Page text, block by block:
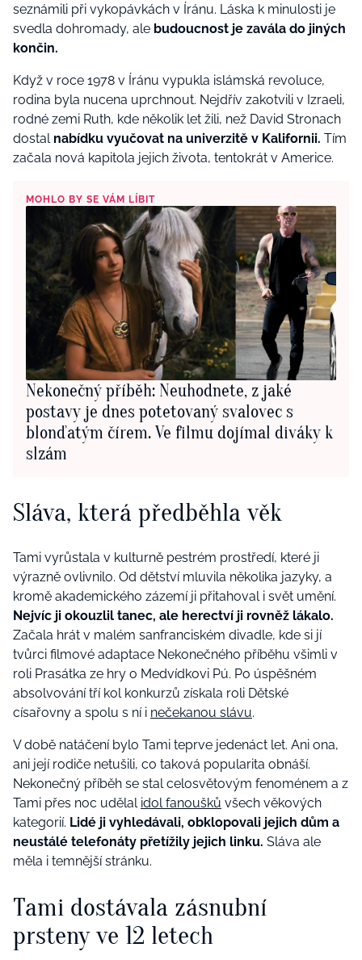
seznámili při vykopávkách v Íránu. Láska k minulosti je
svedla dohromady, ale budoucnost je zavála do jiných
končin.
Když v roce 1978 v Íránu vypukla islámská revoluce,
rodina byla nucena uprchnout. Nejdřív zakotvili v Izraeli,
rodné zemi Ruth, kde několik let žili, než David Stronach
dostal nabídku vyučovat na univerzitě v Kalifornii. Tím
začala nová kapitola jejich života, tentokrát v Americe.
MOHLO BY SE VÁM LÍBIT
Nekonečný příběh: Neuhodnete, z jaké
postavy je dnes potetovaný svalovec s
blonďatým čírem. Ve filmu dojímal diváky k
slzám
Sláva, která předběhla věk
Tami vyrůstala v kulturně pestrém prostředí, které ji
výrazně ovlivnilo. Od dětství mluvila několika jazyky, a
kromě akademického zázemí ji přitahoval i svět umění.
Nejvíc ji okouzlil tanec, ale herectví ji rovněž lákalo.
Začala hrát v malém sanfranciském divadle, kde si jí
tvůrci filmové adaptace Nekonečného příběhu všimli v
roli Prasátka ze hry o Medvídkovi Pú. Po úspěšném
absolvování tří kol konkurzů získala roli Dětské
císařovny a spolu s ní i nečekanou slávu.
V době natáčení bylo Tami teprve jedenáct let. Ani ona,
ani její rodiče netušili, co taková popularita obnáší.
Nekonečný příběh se stal celosvětovým fenoménem a z
Tami přes noc udělal idol fanoušků všech věkových
kategorií. Lidé ji vyhledávali, obklopovali jejich dům a
neustálé telefonáty přetížily jejich linku. Sláva ale
měla i temnější stránku.
Tami dostávala zásnubní
prsteny ve 12 letech